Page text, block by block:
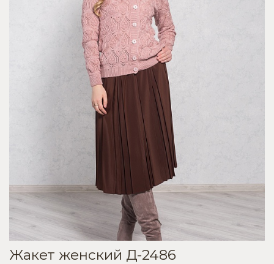
Жакет женский Д-2486